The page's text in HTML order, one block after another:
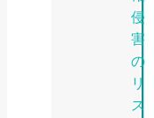
侵
害
の
リ
ス